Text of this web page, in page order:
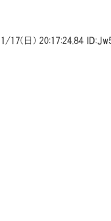
17(日) 20:17:24.84